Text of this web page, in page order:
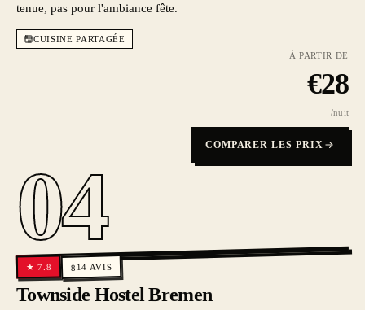
tenue, pas pour l'ambiance fête.
CUISINE PARTAGÉE
À PARTIR DE
€28
/nuit
COMPARER LES PRIX
04
★7.8 814 AVIS
Townside Hostel Bremen